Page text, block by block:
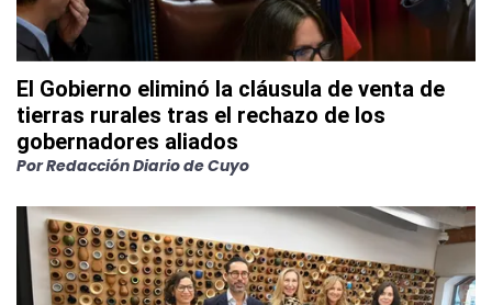
El Gobierno eliminó la cláusula de venta de
tierras rurales tras el rechazo de los
gobernadores aliados
PorRedacción Diario de Cuyo